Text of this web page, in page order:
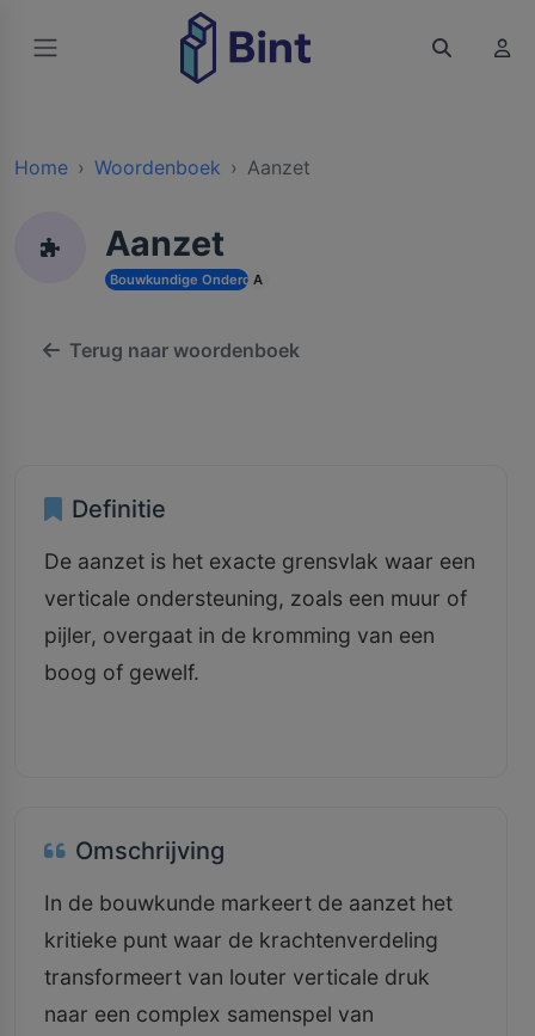
Home Woordenboek Aanzet
Aanzet
Bouwkundige Onderdelen en Toebehoren
A
Terug naar woordenboek
Definitie
De aanzet is het exacte grensvlak waar een
verticale ondersteuning, zoals een muur of
pijler, overgaat in de kromming van een
boog of gewelf.
Omschrijving
In de bouwkunde markeert de aanzet het
kritieke punt waar de krachtenverdeling
transformeert van louter verticale druk
naar een complex samenspel van